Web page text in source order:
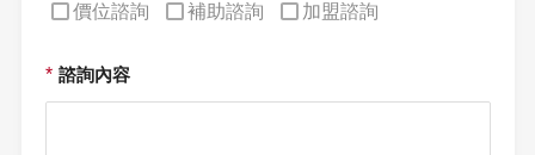
價位諮詢 補助諮詢 加盟諮詢
* 諮詢內容